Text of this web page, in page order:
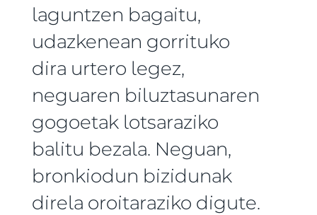
laguntzen bagaitu,
udazkenean gorrituko
dira urtero legez,
neguaren biluztasunaren
gogoetak lotsaraziko
balitu bezala. Neguan,
bronkiodun bizidunak
direla oroitaraziko digute.